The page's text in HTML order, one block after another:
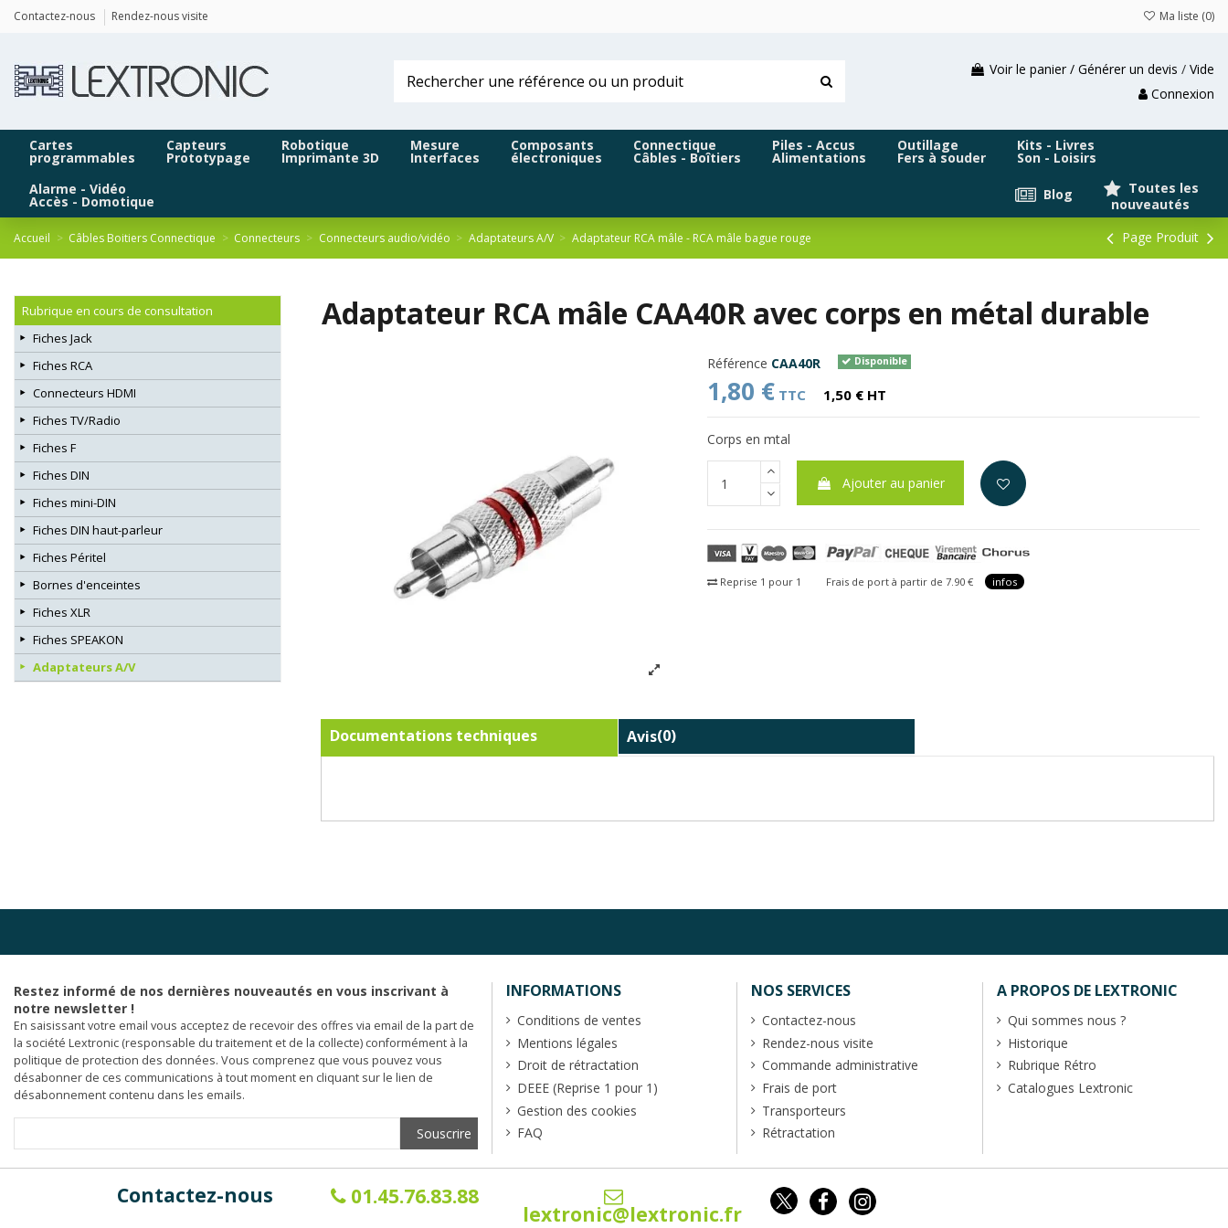
Contactez-nous Rendez-nous visite Ma liste (0)
Voir le panier / Générer un devis / Vide
Connexion
Cartes
programmables
Capteurs
Prototypage
Robotique
Imprimante 3D
Mesure
Interfaces
Composants
électroniques
Connectique
Câbles - Boîtiers
Piles - Accus
Alimentations
Outillage
Fers à souder
Kits - Livres
Son - Loisirs
Alarme - Vidéo
Accès - Domotique
Toutes les
nouveautés
Blog
Accueil Câbles Boitiers Connectique Connecteurs Connecteurs audio/vidéo Adaptateurs A/V Adaptateur RCA mâle - RCA mâle bague rouge Page Produit
Adaptateur RCA mâle CAA40R avec corps en métal durable
Référence CAA40R Disponible
1,80 € TTC 1,50 € HT
Corps en mtal
Ajouter au panier
Reprise 1 pour 1 Frais de port à partir de 7.90 € infos
Documentations techniques Avis(0)
Rubrique en cours de consultation
Fiches Jack
Fiches RCA
Connecteurs HDMI
Fiches TV/Radio
Fiches F
Fiches DIN
Fiches mini-DIN
Fiches DIN haut-parleur
Fiches Péritel
Bornes d'enceintes
Fiches XLR
Fiches SPEAKON
Adaptateurs A/V
Restez informé de nos dernières nouveautés en vous inscrivant à
notre newsletter !
En saisissant votre email vous acceptez de recevoir des offres via email de la part de
la société Lextronic (responsable du traitement et de la collecte) conformément à la
politique de protection des données. Vous comprenez que vous pouvez vous
désabonner de ces communications à tout moment en cliquant sur le lien de
désabonnement contenu dans les emails.
INFORMATIONS
Conditions de ventes
Mentions légales
Droit de rétractation
DEEE (Reprise 1 pour 1)
Gestion des cookies
FAQ
NOS SERVICES
Contactez-nous
Rendez-nous visite
Commande administrative
Frais de port
Transporteurs
Rétractation
A PROPOS DE LEXTRONIC
Qui sommes nous ?
Historique
Rubrique Rétro
Catalogues Lextronic
Contactez-nous 01.45.76.83.88
lextronic@lextronic.fr
Panneau de gestion des cookies